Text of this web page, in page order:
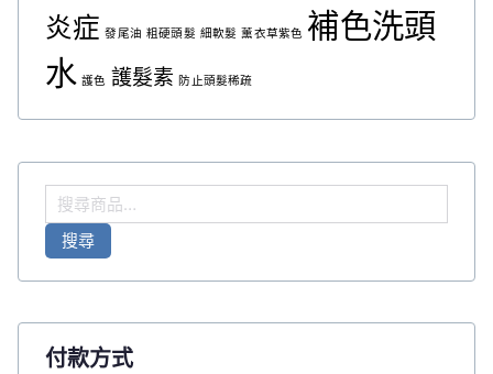
炎症 發尾油 粗硬頭髮 細軟髮 薰衣草紫色 補色洗頭
水 護色 護髮素 防止頭髮稀疏
搜
尋
搜尋
付款方式